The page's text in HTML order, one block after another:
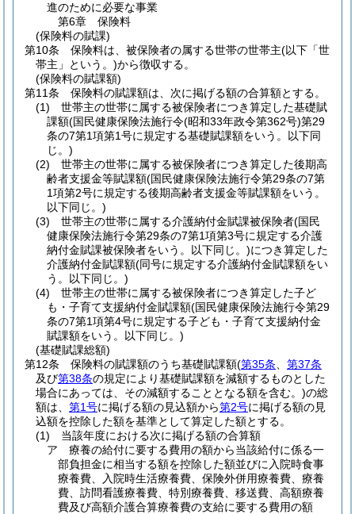
進のために必要な事業
第6章
保険料
(保険料の賦課)
第10条
保険料は、被保険者の属する世帯の世帯主(以下「世
帯主」という。)から徴収する。
(保険料の賦課額)
第11条
保険料の賦課額は、次に掲げる額の合算額とする。
(1)
世帯主の世帯に属する被保険者につき算定した基礎賦
課額(国民健康保険法施行令(昭和33年政令第362号)第29
条の7第1項第1号に規定する基礎賦課額をいう。以下同
じ。)
(2)
世帯主の世帯に属する被保険者につき算定した後期高
齢者支援金等賦課額(国民健康保険法施行令第29条の7第
1項第2号に規定する後期高齢者支援金等賦課額をいう。
以下同じ。)
(3)
世帯主の世帯に属する介護納付金賦課被保険者(国民
健康保険法施行令第29条の7第1項第3号に規定する介護
納付金賦課被保険者をいう。以下同じ。)につき算定した
介護納付金賦課額(同号に規定する介護納付金賦課額をい
う。以下同じ。)
(4)
世帯主の世帯に属する被保険者につき算定した子ど
も・子育て支援納付金賦課額(国民健康保険法施行令第29
条の7第1項第4号に規定する子ども・子育て支援納付金
賦課額をいう。以下同じ。)
(基礎賦課総額)
第12条
保険料の賦課額のうち基礎賦課額(第35条
第37条
及び第38条の規定により基礎賦課額を減額するものとした
場合にあっては、その減額することとなる額を含む。)の総
額は、 第1号に掲げる額の見込額から第2号に掲げる額の見
込額を控除した額を基準として算定した額とする。
(1)
当該年度における次に掲げる額の合算額
ア
療養の給付に要する費用の額から当該給付に係る一
部負担金に相当する額を控除した額並びに入院時食事
療養費、入院時生活療養費、保険外併用療養費、療養
費、訪問看護療養費、特別療養費、移送費、高額療養
費及び高額介護合算療養費の支給に要する費用の額